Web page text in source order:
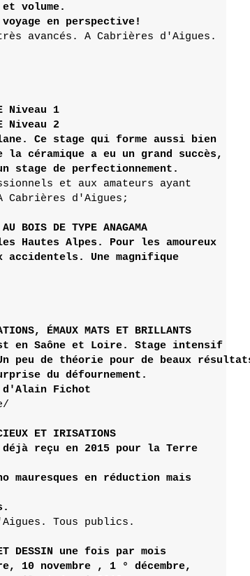
et volume.
avancés. A Cabrières d'Aigues.
Niveau 2
Ce stage qui forme aussi bien
céramique a eu un grand succès,
et aux amateurs ayant
Cabrières d'Aigues;
CONDUITE DE CUISSON AU BOIS DE TYPE ANAGAMA
Hautes Alpes. Pour les amoureux
accidentels. Une magnifique
CRISTALLISATIONS, ÉMAUX MATS ET BRILLANTS
en Saône et Loire.
Stage intensif
peu de théorie pour de beaux
du défournement.
Fichot
ET
IRISATIONS
reçu en 2015 pour la Terre
mauresques en réduction mais
Tous publics.
ET DESSIN une fois par mois
10 novembre , 1 ° décembre,